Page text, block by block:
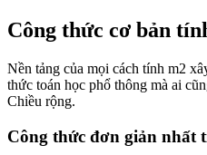
Công thức cơ bản
Nền tảng của mọi cách tính m2
thức toán học phổ thông mà ai
Chiều rộng.
Công thức đơn giản nhất